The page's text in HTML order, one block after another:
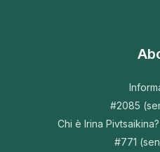
#2085
Chi è Irina
#771